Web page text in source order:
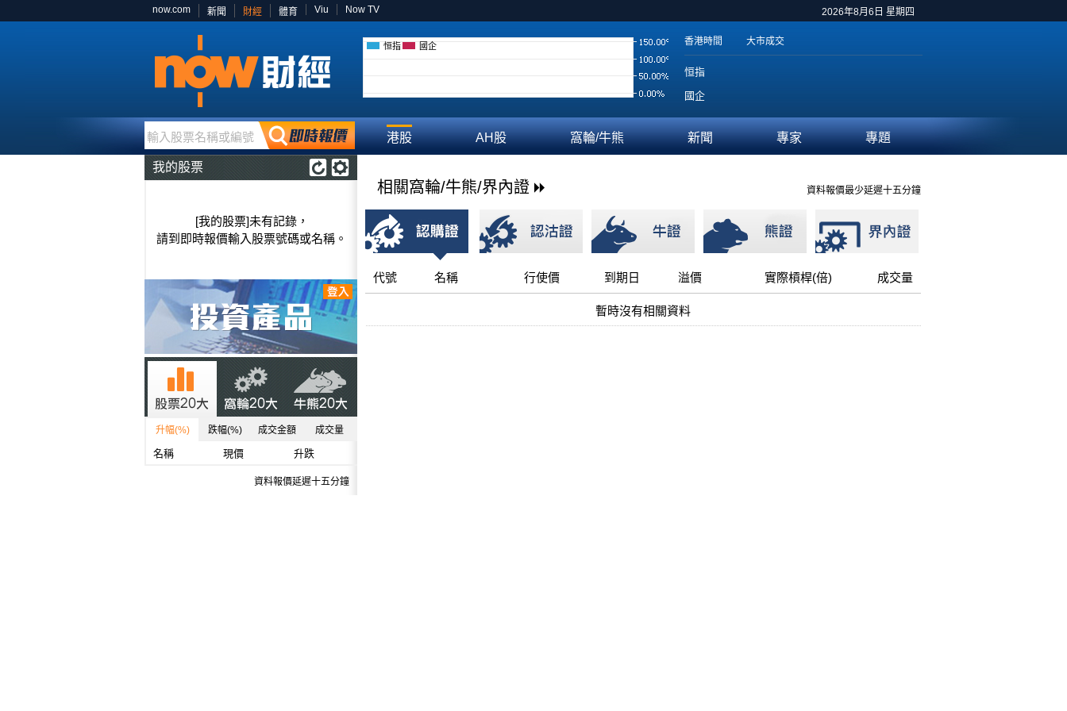
2026年8月6日 星期四
now.com 新聞 財經 體育 Viu Now TV
恒指 國企 香港時間 大市成交
恒指
國企
輸入股票名稱或編號 港股 AH股 窩輪/牛熊 新聞 專家 專題
我的股票
[我的股票]未有記錄，
請到即時報價輸入股票號碼或名稱。
升幅(%) 跌幅(%) 成交金額 成交量
名稱 現價 升跌
資料報價延遲十五分鐘
資料報價最少延遲十五分鐘
相關窩輪/牛熊/界內證
代號 名稱 行使價 到期日 溢價 實際槓桿(倍) 成交量
暫時沒有相關資料